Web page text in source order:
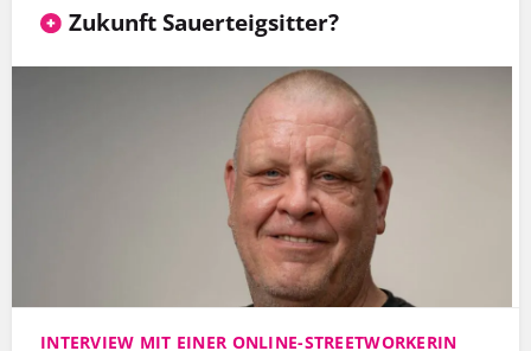
Zukunft Sauerteigsitter?
INTERVIEW MIT EINER ONLINE-STREETWORKERIN